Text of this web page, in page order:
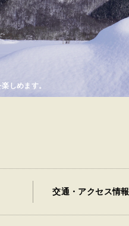
しめます。
交通・アクセス情報